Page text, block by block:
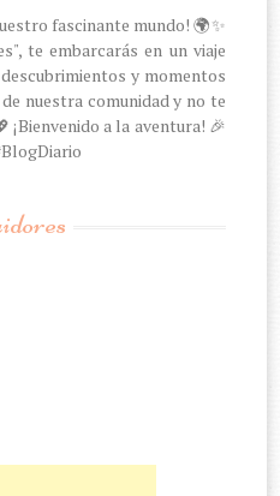
fascinante mundo! 🌍✨
te embarcarás en un viaje
y momentos
nuestra comunidad y no te
a la aventura! 🎉